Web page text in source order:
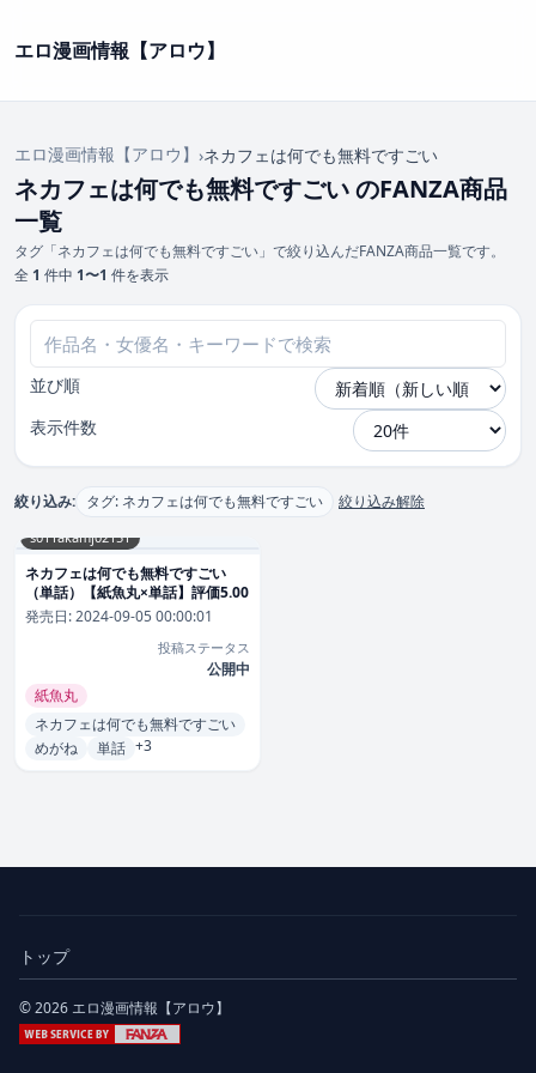
エロ漫画情報【アロウ】
エロ漫画情報【アロウ】 ›ネカフェは何でも無料ですごい
ネカフェは何でも無料ですごい のFANZA商品
一覧
タグ「ネカフェは何でも無料ですごい」で絞り込んだFANZA商品一覧です。
全 1 件中 1〜1 件を表示
並び順
表示件数
絞り込み: タグ: ネカフェは何でも無料ですごい 絞り込み解除
s011akamj02151
ネカフェは何でも無料ですごい
（単話）【紙魚丸×単話】評価5.00
発売日:2024-09-05 00:00:01
投稿ステータス
公開中
紙魚丸
ネカフェは何でも無料ですごい
めがね
単話 +3
トップ
© 2026 エロ漫画情報【アロウ】